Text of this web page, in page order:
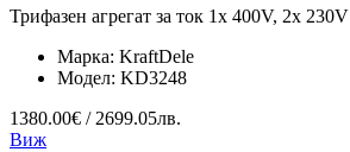
Трифазен агрегат за ток 1x 400V, 2x 230V
Марка: KraftDele
Модел: KD3248
1380.00€ / 2699.05лв.
Виж